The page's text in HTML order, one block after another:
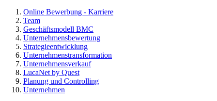
Online Bewerbung - Karriere
Team
Geschäftsmodell BMC
Unternehmensbewertung
Strategieentwicklung
Unternehmenstransformation
Unternehmensverkauf
LucaNet by Quest
Planung und Controlling
Unternehmen